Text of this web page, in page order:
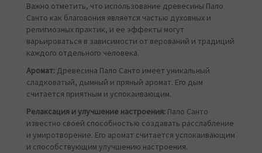
Важно отметить, что использование древесины Пало
Санто как благовония является частью духовных и
религиозных практик, и ее эффекты могут
варьироваться в зависимости от верований и традиций
каждого отдельного человека.
Аромат: Древесина Пало Санто имеет уникальный
сладковатый, дымный и пряный аромат. Его дым
считается приятным и успокаивающим.
Релаксация и улучшение настроения: Пало Санто
известно своей способностью создавать расслабление
и умиротворение. Его аромат считается успокаивающим
и способствующим улучшению настроения.